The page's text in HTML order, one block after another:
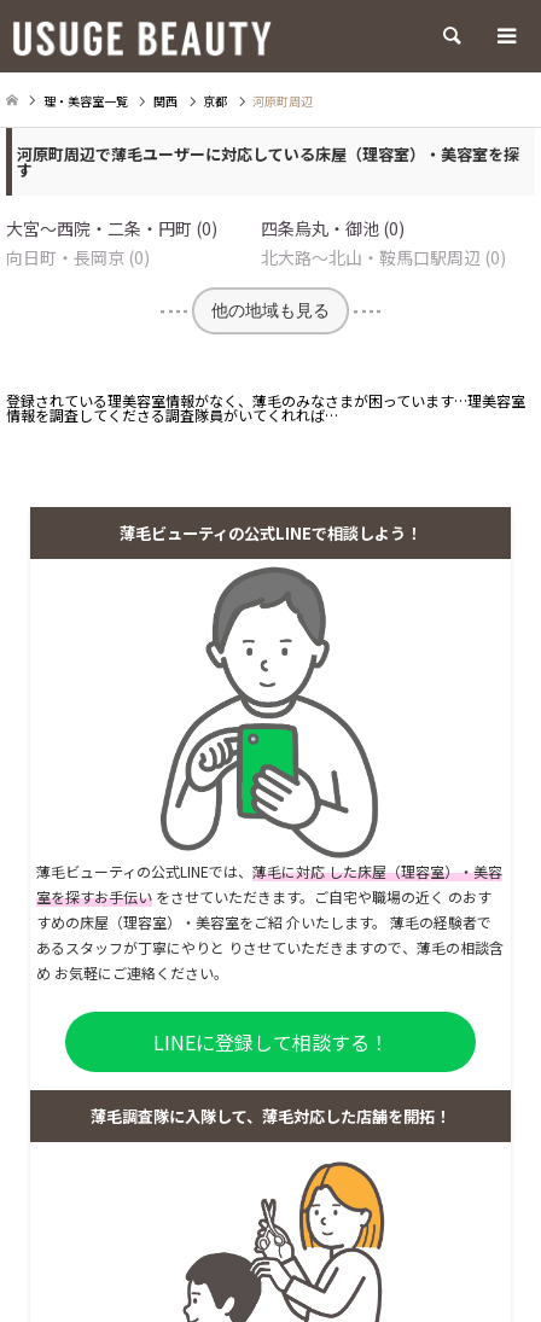
検索
理・美容室一覧 関西 京都 河原町周辺
河原町周辺で薄毛ユーザーに対応している床屋（理容室）・美容室を探
す
大宮～西院・二条・円町 (0)
四条烏丸・御池 (0)
向日町・長岡京 (0)
北大路～北山・鞍馬口駅周辺 (0)
他の地域も見る
登録されている理美容室情報がなく、薄毛のみなさまが困っています…理美容室
情報を調査してくださる調査隊員がいてくれれば…
薄毛ビューティの公式LINEで相談しよう！
薄毛ビューティの公式LINEでは、 薄毛に対応 した床屋（理容室）・美容
室を探すお手伝い をさせていただきます。ご自宅や職場の近く のおす
すめの床屋（理容室）・美容室をご紹 介いたします。 薄毛の経験者で
あるスタッフが丁寧にやりと りさせていただきますので、薄毛の相談含
め お気軽にご連絡ください。
LINEに登録して相談する！
薄毛調査隊に入隊して、薄毛対応した店舗を開拓！